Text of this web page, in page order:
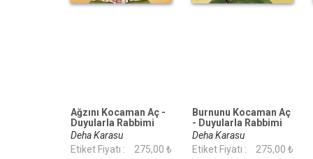
Ağzını Kocaman Aç -
Duyularla Rabbimi
Tanıyorum 4
(Pencereli Kitap)
Deha Karasu
Etiket Fiyatı :
275,00 ₺
Burnunu Kocaman Aç
- Duyularla Rabbimi
Tanıyorum 2
(Pencereli Kitap)
Deha Karasu
Etiket Fiyatı :
275,00 ₺